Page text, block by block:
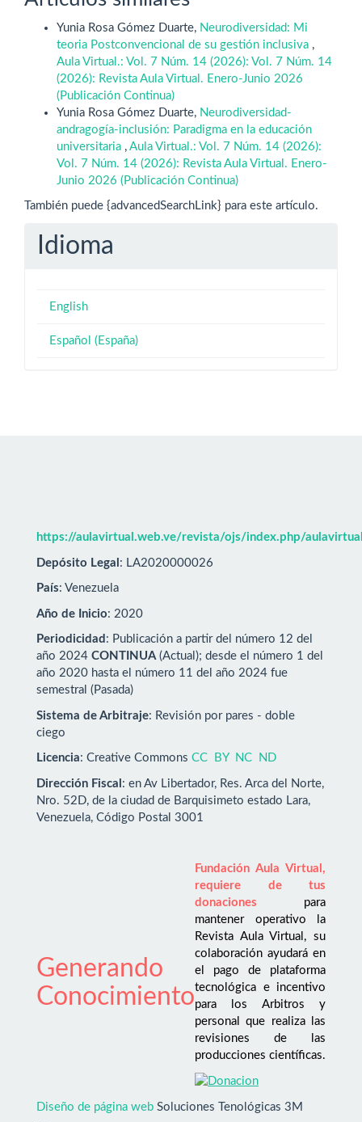
Yunia Rosa Gómez Duarte, Neurodiversidad: Mi
teoria Postconvencional de su gestión inclusiva ,
Aula Virtual.: Vol. 7 Núm. 14 (2026): Vol. 7 Núm. 14
(2026): Revista Aula Virtual. Enero-Junio 2026
(Publicación Continua)
Yunia Rosa Gómez Duarte, Neurodiversidad-
andragogía-inclusión: Paradigma en la educación
universitaria , Aula Virtual.: Vol. 7 Núm. 14 (2026):
Vol. 7 Núm. 14 (2026): Revista Aula Virtual. Enero-
Junio 2026 (Publicación Continua)
También puede {advancedSearchLink} para este artículo.
Idioma
English
Español (España)
https://aulavirtual.web.ve/revista/ojs/index.php/
Depósito Legal : LA2020000026
País: Venezuela
Año de Inicio: 2020
Periodicidad : Publicación a partir del número 12 del
año 2024 CONTINUA(Actual); desde el número 1 del
año 2020 hasta el número 11 del año 2024 fue
semestral (Pasada)
Sistema de Arbitraje: Revisión por pares - doble
ciego
Licencia: Creative Commons CC BY NC ND
Dirección Fiscal : en Av Libertador, Res. Arca del Norte,
Nro. 52D, de la ciudad de Barquisimeto estado Lara,
Venezuela, Código Postal 3001
Generando
Conocimiento
Fundación Aula Virtual,
requiere de tus
donaciones
para
mantener operativo la
Revista Aula Virtual, su
colaboración ayudará en
el pago de plataforma
tecnológica e incentivo
para los Arbitros y
personal que realiza las
revisiones de las
producciones científicas.
Diseño de página web Soluciones Tenológicas 3M